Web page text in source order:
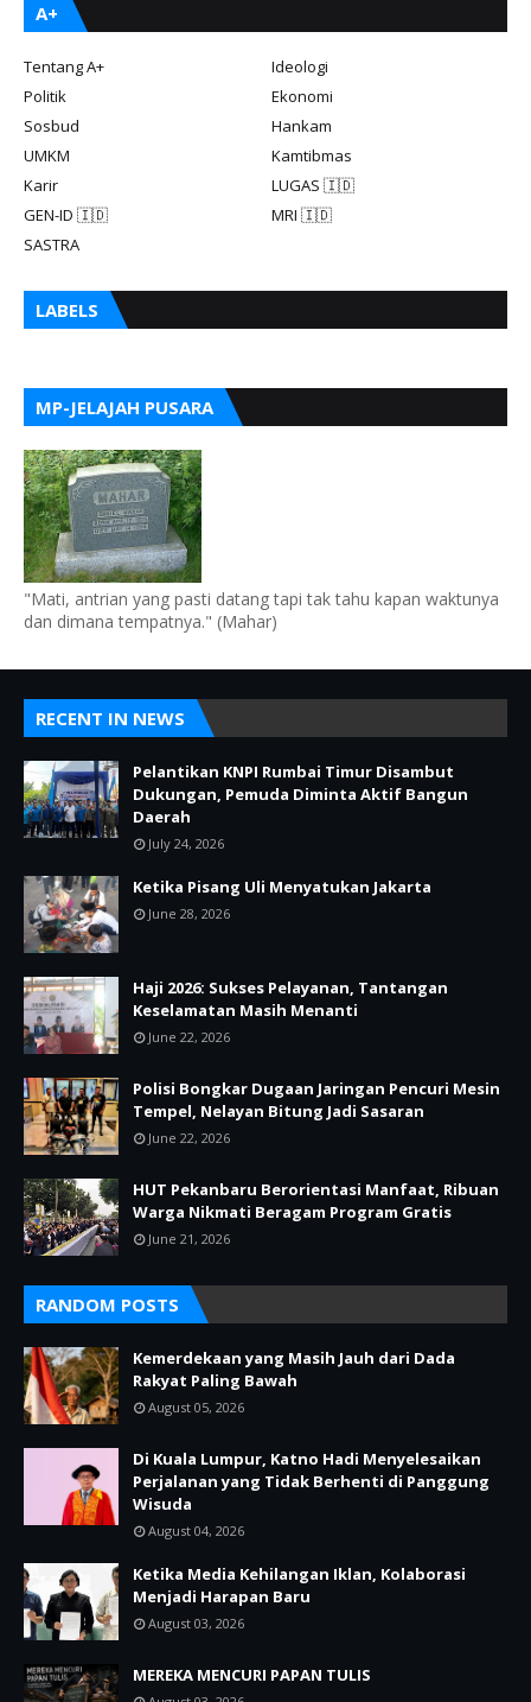
A+
Tentang A+
Ideologi
Politik
Ekonomi
Sosbud
Hankam
UMKM
Kamtibmas
Karir
LUGAS 🇮🇩
GEN-ID 🇮🇩
MRI 🇮🇩
SASTRA
LABELS
MP-JELAJAH PUSARA
"Mati, antrian yang pasti datang tapi tak tahu kapan waktunya
dan dimana tempatnya." (Mahar)
RECENT IN NEWS
Pelantikan KNPI Rumbai Timur Disambut
Dukungan, Pemuda Diminta Aktif Bangun
Daerah
July 24, 2026
Ketika Pisang Uli Menyatukan Jakarta
June 28, 2026
Haji 2026: Sukses Pelayanan, Tantangan
Keselamatan Masih Menanti
June 22, 2026
Polisi Bongkar Dugaan Jaringan Pencuri Mesin
Tempel, Nelayan Bitung Jadi Sasaran
June 22, 2026
HUT Pekanbaru Berorientasi Manfaat, Ribuan
Warga Nikmati Beragam Program Gratis
June 21, 2026
RANDOM POSTS
Kemerdekaan yang Masih Jauh dari Dada
Rakyat Paling Bawah
August 05, 2026
Di Kuala Lumpur, Katno Hadi Menyelesaikan
Perjalanan yang Tidak Berhenti di Panggung
Wisuda
August 04, 2026
Ketika Media Kehilangan Iklan, Kolaborasi
Menjadi Harapan Baru
August 03, 2026
MEREKA MENCURI PAPAN TULIS